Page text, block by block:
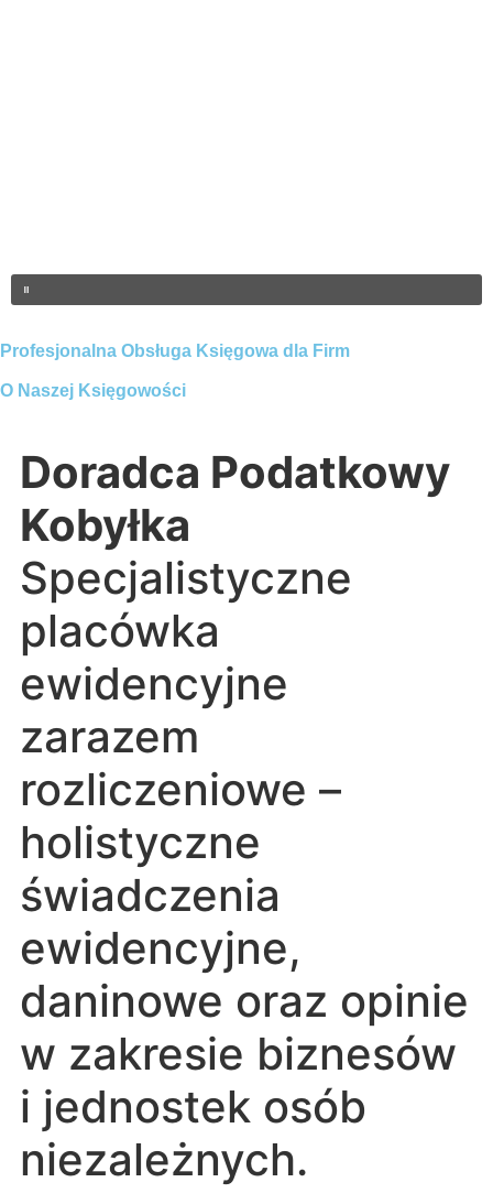
Profesjonalna Obsługa Księgowa dla Firm
O Naszej Księgowości
Doradca Podatkowy
Kobyłka
Specjalistyczne
placówka
ewidencyjne
zarazem
rozliczeniowe –
holistyczne
świadczenia
ewidencyjne,
daninowe oraz opinie
w zakresie biznesów
i jednostek osób
niezależnych.